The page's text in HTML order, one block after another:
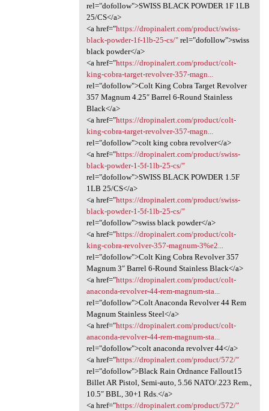
rel="dofollow">SWISS BLACK POWDER 1F 1LB
25/CS</a>
<a href="https://dropinalert.com/product/swiss-
black-powder-1f-1lb-25-cs/"rel="dofollow">swiss
black powder</a>
<a href="https://dropinalert.com/product/colt-
king-cobra-target-revolver-357-magn...
rel="dofollow">Colt King Cobra Target Revolver
357 Magnum 4.25″ Barrel 6-Round Stainless
Black</a>
<a href="https://dropinalert.com/product/colt-
king-cobra-target-revolver-357-magn...
rel="dofollow">colt king cobra revolver</a>
<a href="https://dropinalert.com/product/swiss-
black-powder-1-5f-1lb-25-cs/"
rel="dofollow">SWISS BLACK POWDER 1.5F
1LB 25/CS</a>
<a href="https://dropinalert.com/product/swiss-
black-powder-1-5f-1lb-25-cs/"
rel="dofollow">swiss black powder</a>
<a href="https://dropinalert.com/product/colt-
king-cobra-revolver-357-magnum-3%e2...
rel="dofollow">Colt King Cobra Revolver 357
Magnum 3″ Barrel 6-Round Stainless Black</a>
<a href="https://dropinalert.com/product/colt-
anaconda-revolver-44-rem-magnum-sta...
rel="dofollow">Colt Anaconda Revolver 44 Rem
Magnum Stainless Steel</a>
<a href="https://dropinalert.com/product/colt-
anaconda-revolver-44-rem-magnum-sta...
rel="dofollow">colt anaconda revolver 44</a>
<a href="https://dropinalert.com/product/572/"
rel="dofollow">Black Rain Ordnance Fallout15
Billet AR Pistol, Semi-auto, 5.56 NATO/.223 Rem.,
10.5″ BBL, 30+1 Rds.</a>
<a href="https://dropinalert.com/product/572/"